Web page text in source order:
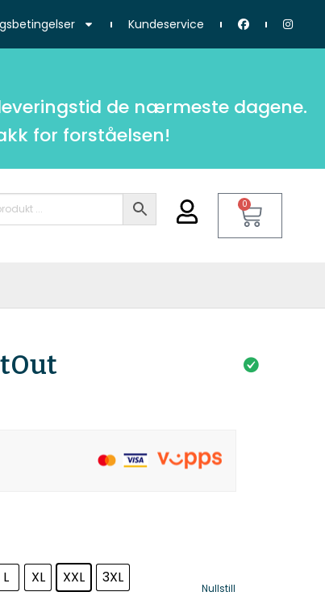
Kundeservice
de nærmeste dagene.
for forståelsen!
0
L XL XXL 3XL
Nullstill